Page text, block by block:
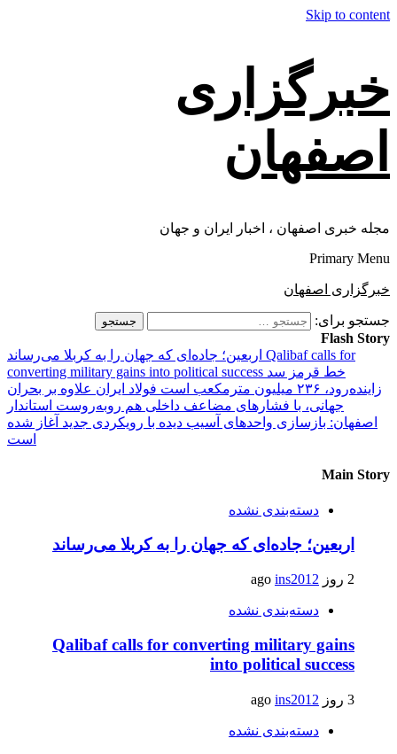
Skip to content
خبرگزاری
اصفهان
مجله خبری اصفهان ، اخبار ایران و جهان
Primary Menu
خبرگزاری اصفهان
جستجو برای:
Flash Story
Qalibaf calls for
converting military gains into political success خط قرمز سد
زاینده‌رود، ۲۳۶ میلیون مترمکعب است
فولاد ایران علاوه بر بحران
جهانی، با فشارهای مضاعف داخلی هم روبه‌روست استاندار
اصفهان: بازسازی واحدهای آسیب دیده با رویکردی جدید آغاز شده
است
Main Story
دسته‌بندی نشده
اربعین؛ جاده‌ای که جهان را به کربلا می‌رساند
2 روز ago ins2012
دسته‌بندی نشده
Qalibaf calls for converting military gains
into political success
3 روز ago ins2012
دسته‌بندی نشده